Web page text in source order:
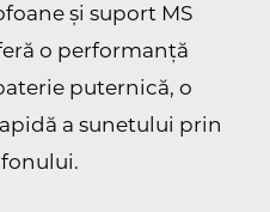
și suport MS
o performanță
puternică, o
a sunetului prin